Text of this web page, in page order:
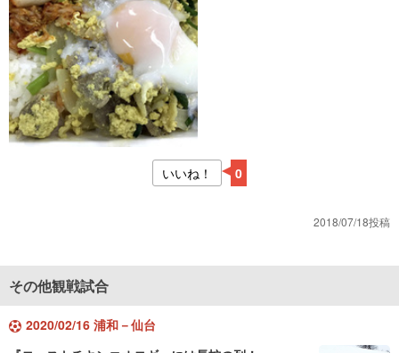
いいね！ 0
2018/07/18投稿
その他観戦試合
2020/02/16 浦和－仙台